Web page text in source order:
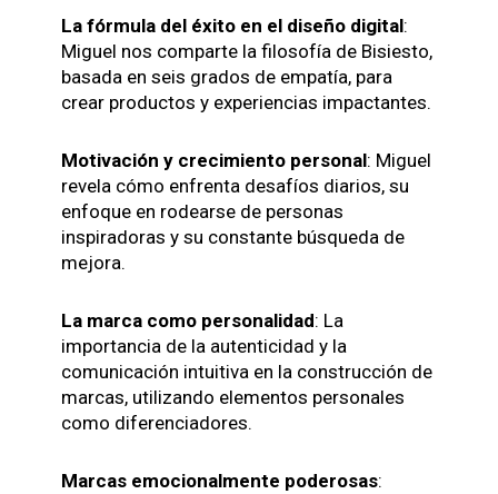
La fórmula del éxito en el diseño digital:
Miguel nos comparte la filosofía de Bisiesto,
basada en seis grados de empatía, para
crear productos y experiencias impactantes.
Motivación y crecimiento personal: Miguel
revela cómo enfrenta desafíos diarios, su
enfoque en rodearse de personas
inspiradoras y su constante búsqueda de
mejora.
La marca como personalidad: La
importancia de la autenticidad y la
comunicación intuitiva en la construcción de
marcas, utilizando elementos personales
como diferenciadores.
Marcas emocionalmente poderosas: